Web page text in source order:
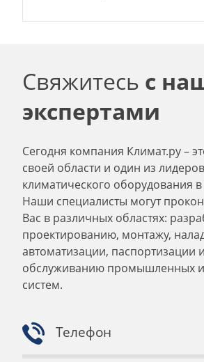
Свяжитесь с
экспертами
Сегодня компания Климат.ру –
своей области и один из
климатического оборудования
Наши специалисты могут
Вас в различных областях:
проектированию, монтажу,
автоматизации, паспортизации и
обслуживанию промышленных
систем.
Телефон